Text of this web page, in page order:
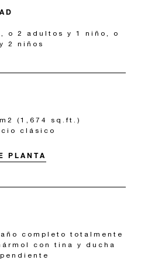
o 2 adultos y 1 niño, o
2 niños
(1,674 sq.ft.)
clásico
PLANTA
completo totalmente
con tina y ducha